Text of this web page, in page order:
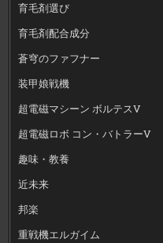
育毛剤選び
育毛剤配合成分
蒼穹のファフナー
装甲娘戦機
超電磁マシーン ボルテスV
超電磁ロボ コン・バトラーV
趣味・教養
近未来
邦楽
重戦機エルガイム